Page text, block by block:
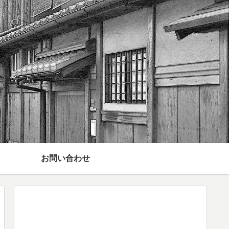
お問い合わせ